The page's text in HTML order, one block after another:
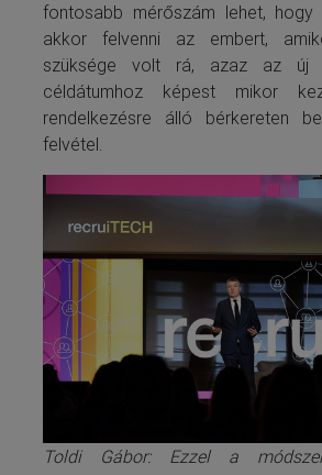
fontosabb mérőszám lehet, hogy
akkor felvenni az embert,
szüksége volt rá, azaz az új
céldátumhoz képest mikor
rendelkezésre álló bérkereten
felvétel.
Toldi Gábor: Ezzel a